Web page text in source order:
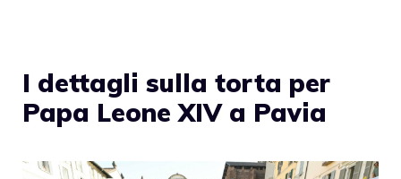
I dettagli sulla torta per
Papa Leone XIV a Pavia